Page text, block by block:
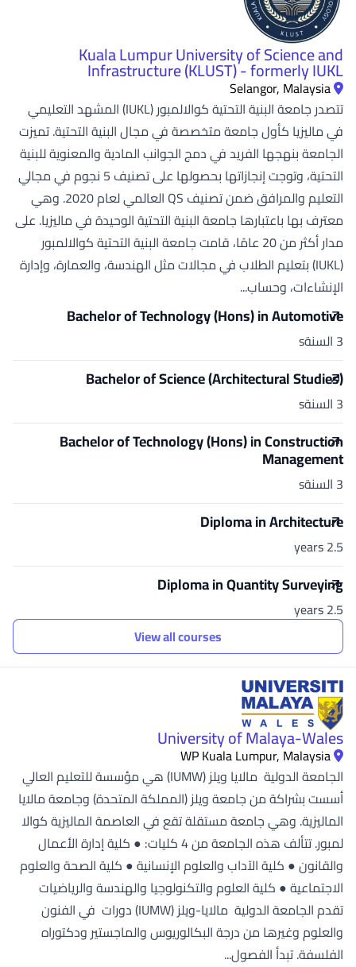
Kuala Lumpur University of Science and
Infrastructure (KLUST) - formerly IUKL
Selangor, Malaysia
تتصدر جامعة البنية التحتية كوالالمبور (IUKL) المشهد التعليمي
في ماليزيا كأول جامعة متخصصة في مجال البنية التحتية. تميزت
الجامعة بنهجها الفريد في دمج الجوانب المادية والمعنوية للبنية
التحتية، وتوجت إنجازاتها بحصولها على تصنيف 5 نجوم في مجالي
التعليم والمرافق ضمن تصنيف QS العالمي لعام 2020. وهي
معترف بها باعتبارها جامعة البنية التحتية الوحيدة في ماليزيا. على
مدار أكثر من 20 عامًا، قامت جامعة البنية التحتية كوالالمبور
(IUKL) بتعليم الطلاب في مجالات مثل الهندسة، والعمارة، وإدارة
الإنشاءات، وحساب...
Bachelor of Technology (Hons) in Automotive
3 السنةs
Bachelor of Science (Architectural Studies)
3 السنةs
Bachelor of Technology (Hons) in Construction
Management
3 السنةs
Diploma in Architecture
2.5 years
Diploma in Quantity Surveying
2.5 years
View all courses
University of Malaya-Wales
WP Kuala Lumpur, Malaysia
الجامعة الدولية مالايا ويلز (IUMW) هي مؤسسة للتعليم العالي
أسست بشراكة من جامعة ويلز (المملكة المتحدة) وجامعة مالايا
الماليزية. وهي جامعة مستقلة تقع في العاصمة الماليزية كوالا
لمبور. تتألف هذه الجامعة من 4 كليات: ● كلية إدارة الأعمال
والقانون ● كلية الآداب والعلوم الإنسانية ● كلية الصحة والعلوم
الاجتماعية ● كلية العلوم والتكنولوجيا والهندسة والرياضيات
تقدم الجامعة الدولية مالايا-ويلز (IUMW) دورات في الفنون
والعلوم وغيرها من درجة البكالوريوس والماجستير ودكتوراه
الفلسفة. تبدأ الفصول...